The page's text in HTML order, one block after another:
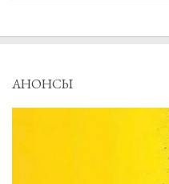
АНОНСЫ